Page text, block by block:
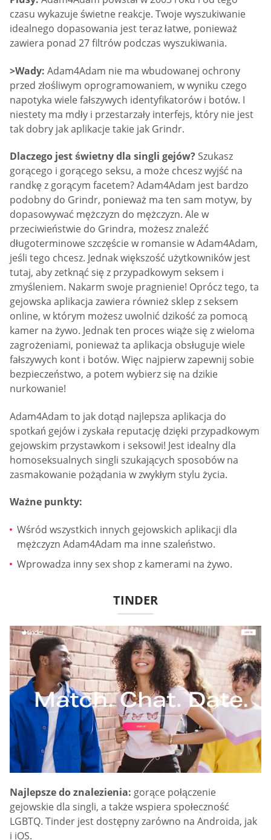
czasu wykazuje świetne reakcje. Twoje wyszukiwanie
idealnego dopasowania jest teraz łatwe, ponieważ
zawiera ponad 27 filtrów podczas wyszukiwania.
>Wady: Adam4Adam nie ma wbudowanej ochrony
przed złośliwym oprogramowaniem, w wyniku czego
napotyka wiele fałszywych identyfikatorów i botów. I
niestety ma mdły i przestarzały interfejs, który nie jest
tak dobry jak aplikacje takie jak Grindr.
Dlaczego jest świetny dla singli gejów? Szukasz
gorącego i gorącego seksu, a może chcesz wyjść na
randkę z gorącym facetem? Adam4Adam jest bardzo
podobny do Grindr, ponieważ ma ten sam motyw, by
dopasowywać mężczyzn do mężczyzn. Ale w
przeciwieństwie do Grindra, możesz znaleźć
długoterminowe szczęście w romansie w Adam4Adam,
jeśli tego chcesz. Jednak większość użytkowników jest
tutaj, aby zetknąć się z przypadkowym seksem i
zmyśleniem. Nakarm swoje pragnienie! Oprócz tego, ta
gejowska aplikacja zawiera również sklep z seksem
online, w którym możesz uwolnić dzikość za pomocą
kamer na żywo. Jednak ten proces wiąże się z wieloma
zagrożeniami, ponieważ ta aplikacja obsługuje wiele
fałszywych kont i botów. Więc najpierw zapewnij sobie
bezpieczeństwo, a potem wybierz się na dzikie
nurkowanie!
Adam4Adam to jak dotąd najlepsza aplikacja do
spotkań gejów i zyskała reputację dzięki przypadkowym
gejowskim przystawkom i seksowi! Jest idealny dla
homoseksualnych singli szukających sposobów na
zasmakowanie pożądania w zwykłym stylu życia.
Ważne punkty:
Wśród wszystkich innych gejowskich aplikacji dla
mężczyzn Adam4Adam ma inne szaleństwo.
Wprowadza inny sex shop z kamerami na żywo.
TINDER
Najlepsze do znalezienia: gorące połączenie
gejowskie dla singli, a także wspiera społeczność
LGBTQ. Tinder jest dostępny zarówno na Androida, jak
i iOS.